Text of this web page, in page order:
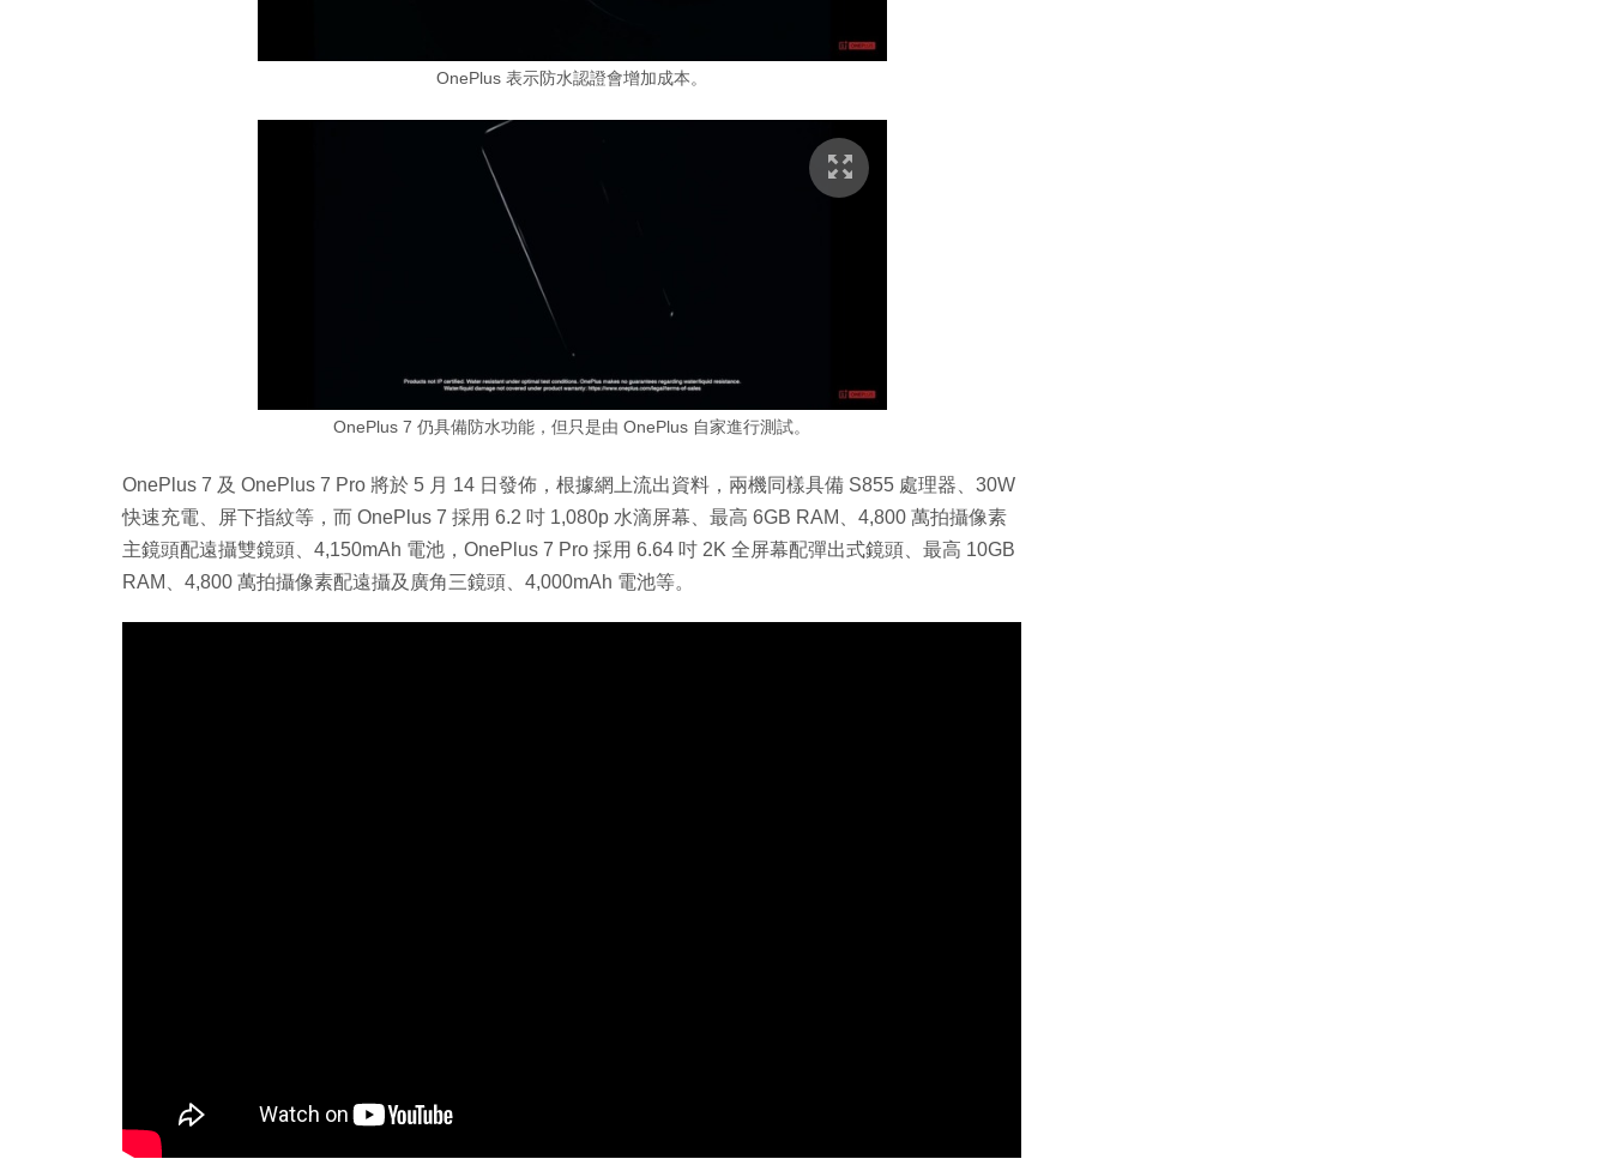
OnePlus 表示防水認證會增加成本。
OnePlus 7 仍具備防水功能，但只是由 OnePlus 自家進行測試。
OnePlus 7 及 OnePlus 7 Pro 將於 5 月 14 日發佈，根據網上流出資料，兩機同樣具備 S855 處理器、30W
快速充電、屏下指紋等，而 OnePlus 7 採用 6.2 吋 1,080p 水滴屏幕、最高 6GB RAM、4,800 萬拍攝像素
主鏡頭配遠攝雙鏡頭、4,150mAh 電池，OnePlus 7 Pro 採用 6.64 吋 2K 全屏幕配彈出式鏡頭、最高 10GB
RAM、4,800 萬拍攝像素配遠攝及廣角三鏡頭、4,000mAh 電池等。